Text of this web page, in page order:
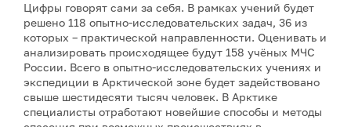
Цифры говорят сами за себя. В рамках учений будет
решено 118 опытно-исследовательских задач, 36 из
которых – практической направленности. Оценивать и
анализировать происходящее будут 158 учёных МЧС
России. Всего в опытно-исследовательских учениях и
экспедиции в Арктической зоне будет задействовано
свыше шестидесяти тысяч человек. В Арктике
специалисты отработают новейшие способы и методы